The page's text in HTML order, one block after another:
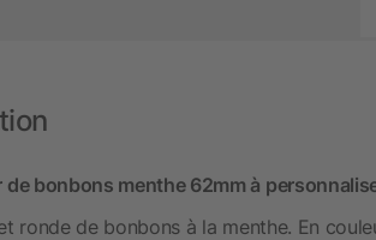
bonbons menthe 62mm à
ronde de bonbons à la menthe. En